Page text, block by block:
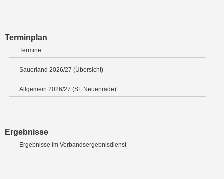
Terminplan
Termine
Sauerland 2026/27 (Übersicht)
Allgemein 2026/27 (SF Neuenrade)
Ergebnisse
Ergebnisse im Verbandsergebnisdienst